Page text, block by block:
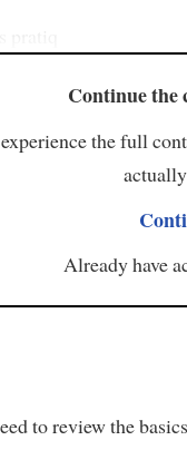
Continue the
the full
Already have
to review the